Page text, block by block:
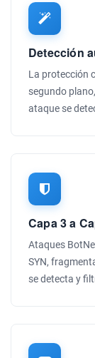
Detección
La protección
segundo
ataque se
Capa 3 a
Ataques
SYN,
se detecta y